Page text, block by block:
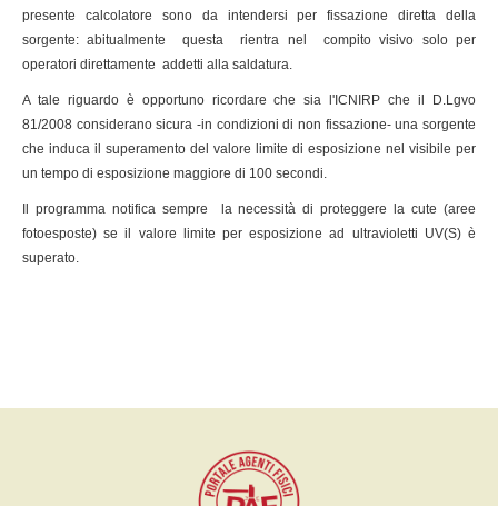
presente calcolatore sono da intendersi per fissazione diretta della
sorgente: abitualmente questa rientra nel compito visivo solo per
operatori direttamente addetti alla saldatura.
A tale riguardo è opportuno ricordare che sia l'ICNIRP che il D.Lgvo
81/2008 considerano sicura -in condizioni di non fissazione- una sorgente
che induca il superamento del valore limite di esposizione nel visibile per
un tempo di esposizione maggiore di 100 secondi.
Il programma notifica sempre la necessità di proteggere la cute (aree
fotoesposte) se il valore limite per esposizione ad ultravioletti UV(S) è
superato.